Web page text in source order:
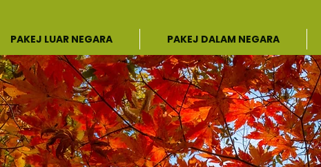
PAKEJ LUAR NEGARA PAKEJ DALAM NEGARA